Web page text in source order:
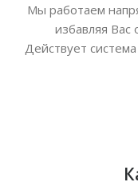
Мы работаем
избавляя Вас
Действует